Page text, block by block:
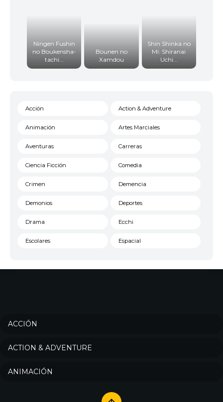
Ningen Fushin
no Boukensha-
tachi...
Bounen no
Xamdou
Shin Shinka no
Mi: Shiranai
Uchi...
Acción Action & Adventure
Animación Artes Marciales
Aventuras Carreras
Ciencia Ficción Comedia
Crimen Demencia
Demonios Deportes
Drama Ecchi
Escolares Espacial
Música
ACCIÓN
ACTION & ADVENTURE
ANIMACIÓN